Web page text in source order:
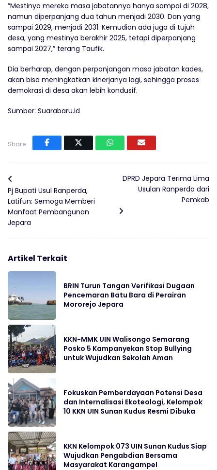
”Mestinya mereka masa jabatannya hanya sampai di 2028,
namun diperpanjang dua tahun menjadi 2030. Dan yang
sampai 2029, menjadi 2031. Kemudian ada juga di tujuh
desa, yang mestinya berakhir 2025, tetapi diperpanjang
sampai 2027,” terang Taufik.
Dia berharap, dengan perpanjangan masa jabatan kades,
akan bisa meningkatkan kinerjanya lagi, sehingga proses
demokrasi di desa akan lebih kondusif.
Sumber: Suarabaru.id
Share:
Pj Bupati Usul Ranperda,
Latifun: Semoga Memberi
Manfaat Pembangunan
Jepara
DPRD Jepara Terima Lima
Usulan Ranperda dari
Pemkab
Artikel Terkait
BRIN Turun Tangan Verifikasi Dugaan
Pencemaran Batu Bara di Perairan
Mororejo Jepara
KKN-MMK UIN Walisongo Semarang
Posko 5 Kampanyekan Stop Bullying
untuk Wujudkan Sekolah Aman
Fokuskan Pemberdayaan Potensi Desa
dan Internalisasi Ekoteologi, Kelompok
10 KKN UIN Sunan Kudus Resmi Dibuka
KKN Kelompok 073 UIN Sunan Kudus Siap
Wujudkan Pengabdian Bersama
Masyarakat Karangampel